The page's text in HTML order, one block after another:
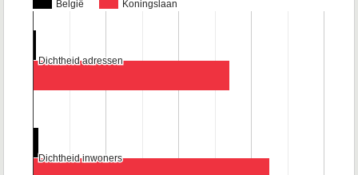
België Koningslaan
Dichtheid adressen
Dichtheid adressen
Dichtheid inwoners
Dichtheid inwoners